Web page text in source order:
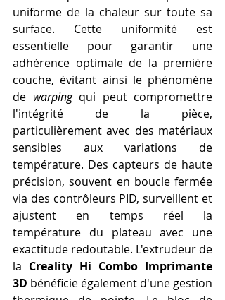
uniforme de la chaleur sur toute sa
surface. Cette uniformité est
essentielle pour garantir une
adhérence optimale de la première
couche, évitant ainsi le phénomène
de warping qui peut compromettre
l'intégrité de la pièce,
particulièrement avec des matériaux
sensibles aux variations de
température. Des capteurs de haute
précision, souvent en boucle fermée
via des contrôleurs PID, surveillent et
ajustent en temps réel la
température du plateau avec une
exactitude redoutable. L'extrudeur de
la Creality Hi Combo Imprimante
3D bénéficie également d'une gestion